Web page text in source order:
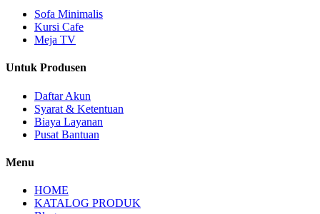
Sofa Minimalis
Kursi Cafe
Meja TV
Untuk Produsen
Daftar Akun
Syarat & Ketentuan
Biaya Layanan
Pusat Bantuan
Menu
HOME
KATALOG PRODUK